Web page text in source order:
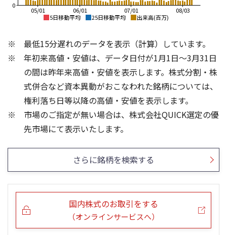
5日移動平均 25日移動平均 出来高(百万)
08/03
07/01
06/01
05/01
0
13週移動平均 26週移動平均 出来高(千)
1,000
2,000
3,000
3,500
4,000
0
500
1,000
5ヶ月移動平均 25ヶ月移動平均 出来高(千)
500
2,000
2,500
3,000
3,500
4,000
0
400
800
最低15分遅れのデータを表示（計算）しています。
年初来高値・安値は、データ日付が1月1日～3月31日
の間は昨年来高値・安値を表示します。株式分割・株
式併合など資本異動がおこなわれた銘柄については、
権利落ち日等以降の高値・安値を表示します。
市場のご指定が無い場合は、株式会社QUICK選定の優
先市場にて表示いたします。
さらに銘柄を検索する
国内株式のお取引をする
（オンラインサービスへ）